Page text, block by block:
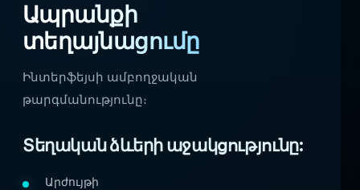
Ապրանքի
տեղայնացումը
Ինտերֆեյսի ամբողջական
թարգմանությունը։
Տեղական ձևերի աջակցությունը:
Արժույթի